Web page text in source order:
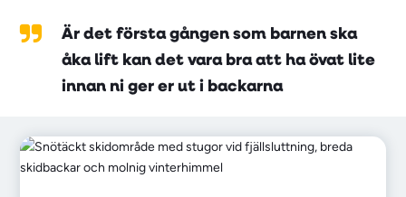
Är det första gången som barnen ska
åka lift kan det vara bra att ha övat lite
innan ni ger er ut i backarna